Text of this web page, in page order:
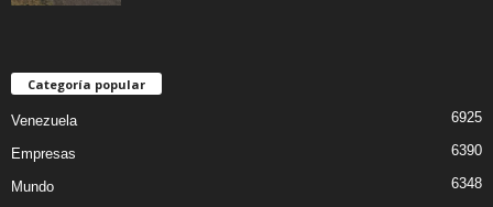
Categoría popular
Venezuela 6925
Empresas 6390
Mundo 6348